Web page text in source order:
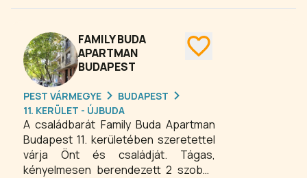
és megélése mellett valódi
FAMILY BUDA
APARTMAN
BUDAPEST
PEST VÁRMEGYE
BUDAPEST
11. KERÜLET - ÚJBUDA
A családbarát Family Buda Apartman
Budapest 11. kerületében szeretettel
várja Önt és családját. Tágas,
kényelmesen berendezett 2 szobás